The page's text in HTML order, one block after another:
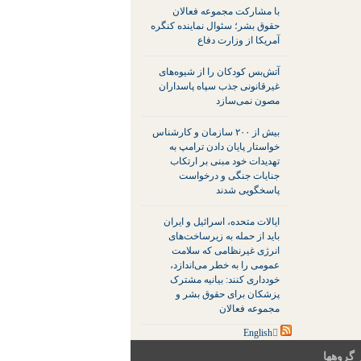
با مشارکت مجموعه فعالان
حقوق بشر؛ سئوال نماینده کنگره
آمریکا از وزارت دفاع
آتش‌بس کودکان را از شیوه‌های
غیرقانونی جذب سپاه پاسداران
مصون نمی‌سازد
بیش از ۲۰۰ سازمان و کارشناس
خواستار پایان دادن ترامپ به
تهدیدات خود مبنی بر ارتکاب
جنایات جنگی و درخواست
پاسخگویی شدند
ایالات متحده، اسرائیل و ایران
باید از حمله به زیرساخت‌های
انرژی غیرنظامی که سلامت
عمومی را به خطر می‌اندازد،
خودداری کنند: بیانیه مشترک
پزشکان برای حقوق بشر و
مجموعه فعالان
گروهها